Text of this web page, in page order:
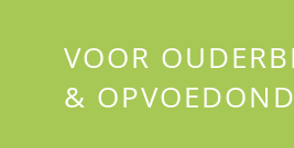
VOOR
&